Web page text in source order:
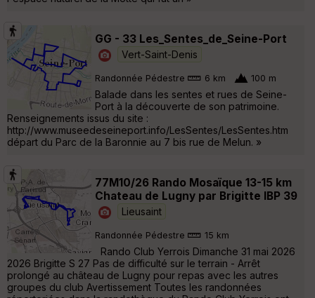
GG - 33 Les_Sentes_de_Seine-Port
Vert-Saint-Denis
Randonnée Pédestre 6 km 100 m
Balade dans les sentes et rues de Seine-
Port à la découverte de son patrimoine.
Renseignements issus du site :
http://www.museedeseineport.info/LesSentes/LesSentes.htm
départ du Parc de la Baronnie au 7 bis rue de Melun. »
77M10/26 Rando Mosaïque 13-15 km
Chateau de Lugny par Brigitte IBP 39
Lieusaint
Randonnée Pédestre 15 km
Rando Club Yerrois Dimanche 31 mai 2026
2026 Brigitte S 27 Pas de difficulté sur le terrain - Arrêt
prolongé au château de Lugny pour repas avec les autres
groupes du club Avertissement Toutes les randonnées